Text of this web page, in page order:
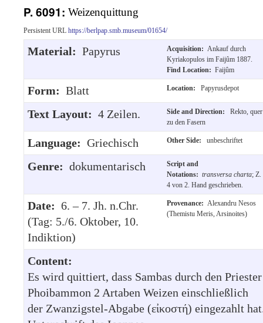
P. 6091: Weizenquittung
Persistent URL https://berlpap.smb.museum/01654/
Material: Papyrus Acquisition: Ankauf durch
Kyriakopulos im Faijûm 1887.
Find Location: Faijûm
Form: Blatt Location: Papyrusdepot
Text Layout: 4 Zeilen. Side and Direction:
Rekto, quer
zu den Fasern
Language: Griechisch Other Side: unbeschriftet
Genre: dokumentarisch
Script and
Notations: transversa charta; Z.
4 von 2. Hand geschrieben.
Date: 6. – 7. Jh. n.Chr.
(Tag: 5./6. Oktober, 10.
Indiktion)
Provenance: Alexandru Nesos
(Themistu Meris, Arsinoites)
Content:
Es wird quittiert, dass Sambas durch den Priester
Phoibammon 2 Artaben Weizen einschließlich
der Zwanzigstel-Abgabe (εἰκοστή) eingezahlt